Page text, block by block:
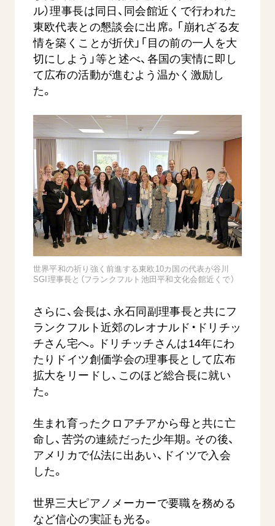
【被爆証言】「原爆の子」として生きた80年
広島県 早志百…
2026.08.06
SDGs 平和 動画
証言 広島
ル）理事長は同日、同会館近くで行われた
東欧代表との懇談会に出席。「崩れざる友
情を築くことが折伏」「目の前の一人を大
切にしよう」等と述べ、各国の実情に即し
て広布の活動が進むよう温かく激励し
た。
世界平和の祈り強く前進する東欧10カ国の代表が谷川
SGI理事長と（フランクフルト池田平和文化会館近くで）
さらに、会長は、永石同副理事長と共にフ
ランクフルト近郊のレオナルド・ドリチッ
チさん宅へ。ドリチッチさんは14年にわ
たりドイツ創価学会の理事長として広布
拡大をリードし、このほど総合長に就い
た。
生まれ育ったクロアチアから母と共に亡
命し、苦労の連続だった少年期。その後、
アメリカで仏法に出あい、ドイツで入会
した。
世界三大ピアノメーカーで要職を務める
など信心の実証も光る。